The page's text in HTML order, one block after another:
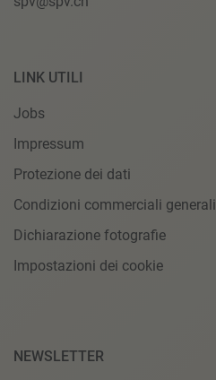
LINK UTILI
Jobs
Impressum
Protezione dei dati
Condizioni commerciali generali
Dichiarazione fotografie
Impostazioni dei cookie
NEWSLETTER